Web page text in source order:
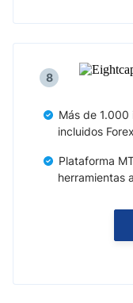
8
Más de 1.000
incluidos
Plataforma
herramientas